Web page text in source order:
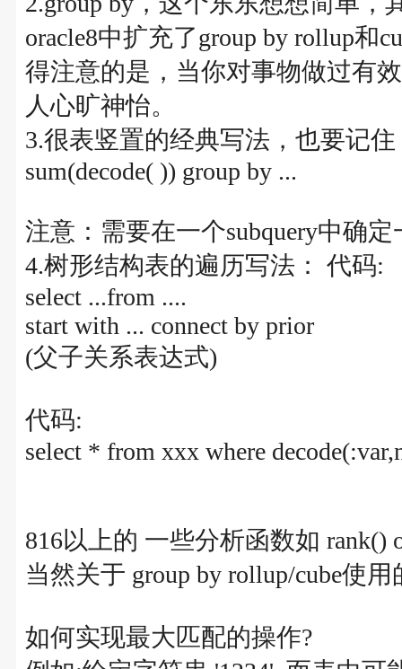
oracle8中扩充了group by rollup和
得注意的是，当你对事物做过有
人心旷神怡。
3.很表竖置的经典写法，也要记
sum(decode( )) group by ...
注意：需要在一个subquery中确
4.树形结构表的遍历写法： 代码:
select ...from ....
start with ... connect by prior
(父子关系表达式)
代码:
select * from xxx where
816以上的 一些分析函数如 rank()
当然关于 group by rollup/cube使
如何实现最大匹配的操作?